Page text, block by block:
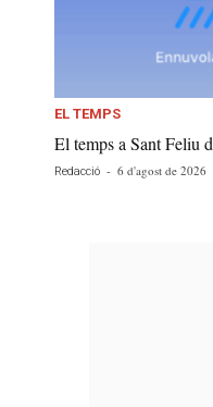
EL TEMPS
El temps a Sant Feliu
Redacció - 6 d'agost de 2026